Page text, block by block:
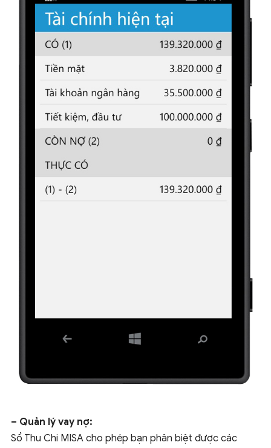
– Quản lý vay nợ:
Sổ Thu Chi MISA cho phép bạn phân biệt được các